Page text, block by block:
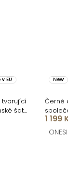
EU
tvarující
šaty
New
Černé
1 199